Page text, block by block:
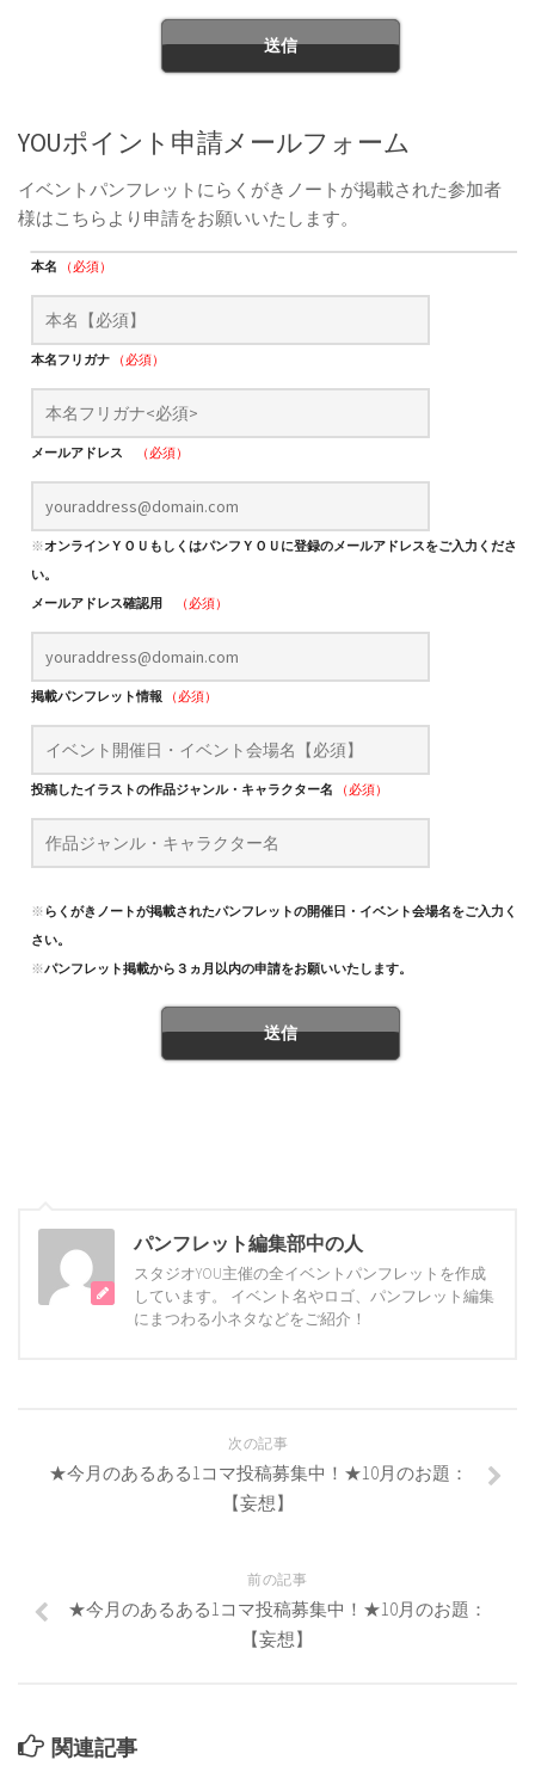
YOUポイント申請メールフォーム
イベントパンフレットにらくがきノートが掲載された参加者
様はこちらより申請をお願いいたします。
本名 （必須）
本名フリガナ （必須）
メールアドレス （必須）
※オンラインＹＯＵもしくはパンフＹＯＵに登録のメールアドレスをご入力くださ
い。
メールアドレス確認用
（必須）
掲載パンフレット情報 （必須）
投稿したイラストの作品ジャンル・キャラクター名 （必須）
※ らくがきノートが掲載されたパンフレットの開催日・イベント会場名をご入力くだ
さい。
※パンフレット掲載から３ヵ月以内の申請をお願いいたします。
パンフレット編集部中の人
スタジオYOU主催の全イベントパンフレットを作成
しています。 イベント名やロゴ、パンフレット編集
にまつわる小ネタなどをご紹介！
次の記事
★今月のあるある1コマ投稿募集中！★10月のお題：
【妄想】
前の記事
★今月のあるある1コマ投稿募集中！★10月のお題：
【妄想】
関連記事